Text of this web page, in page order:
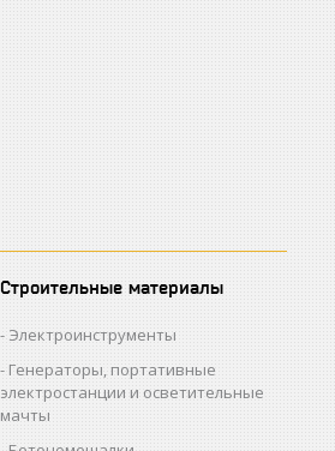
Строительные материалы
Электроинструменты
Генераторы, портативные
электростанции и осветительные
мачты